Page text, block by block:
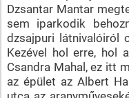
Dzsantar Mantar
sem iparkodik
dzsajpuri látnivalóiról
Kezével hol erre, hol
Csandra Mahal, ez itt
az épület az Albert